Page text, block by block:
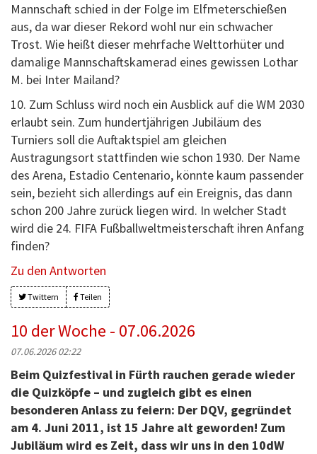
Mannschaft schied in der Folge im Elfmeterschießen
aus, da war dieser Rekord wohl nur ein schwacher
Trost. Wie heißt dieser mehrfache Welttorhüter und
damalige Mannschaftskamerad eines gewissen Lothar
M. bei Inter Mailand?
10. Zum Schluss wird noch ein Ausblick auf die WM 2030
erlaubt sein. Zum hundertjährigen Jubiläum des
Turniers soll die Auftaktspiel am gleichen
Austragungsort stattfinden wie schon 1930. Der Name
des Arena, Estadio Centenario, könnte kaum passender
sein, bezieht sich allerdings auf ein Ereignis, das dann
schon 200 Jahre zurück liegen wird. In welcher Stadt
wird die 24. FIFA Fußballweltmeisterschaft ihren Anfang
finden?
Zu den Antworten
Twittern Teilen
10 der Woche - 07.06.2026
07.06.2026 02:22
Beim Quizfestival in Fürth rauchen gerade wieder
die Quizköpfe – und zugleich gibt es einen
besonderen Anlass zu feiern: Der DQV, gegründet
am 4. Juni 2011, ist 15 Jahre alt geworden! Zum
Jubiläum wird es Zeit, dass wir uns in den 10dW